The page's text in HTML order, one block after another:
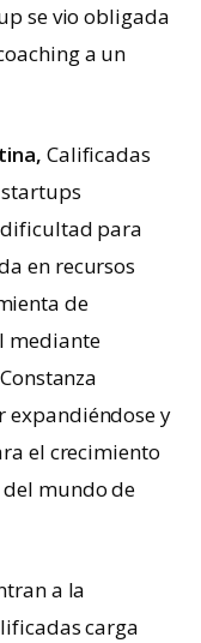
se vio obligada
a un
Calificadas
para
en recursos
de
mediante
expandiéndose y
el crecimiento
mundo de
a la
carga